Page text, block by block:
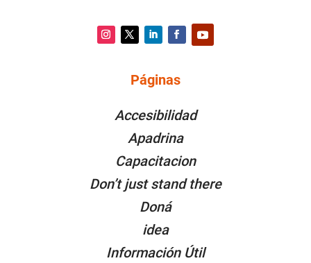
Facebook
Páginas
Accesibilidad
Apadrina
Capacitacion
Don’t just stand there
Doná
idea
Información Útil